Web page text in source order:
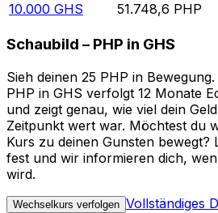
10.000 GHS 51.748,6 PHP
Schaubild – PHP in GHS
Sieh deinen 25 PHP in
PHP in GHS verfolgt 12 Monate
und zeigt genau, wie viel dein
Zeitpunkt wert war. Möchtest du
Kurs zu deinen Gunsten bewegt?
fest und wir informieren dich,
wird.
Wechselkurs verfolgen Vollständiges